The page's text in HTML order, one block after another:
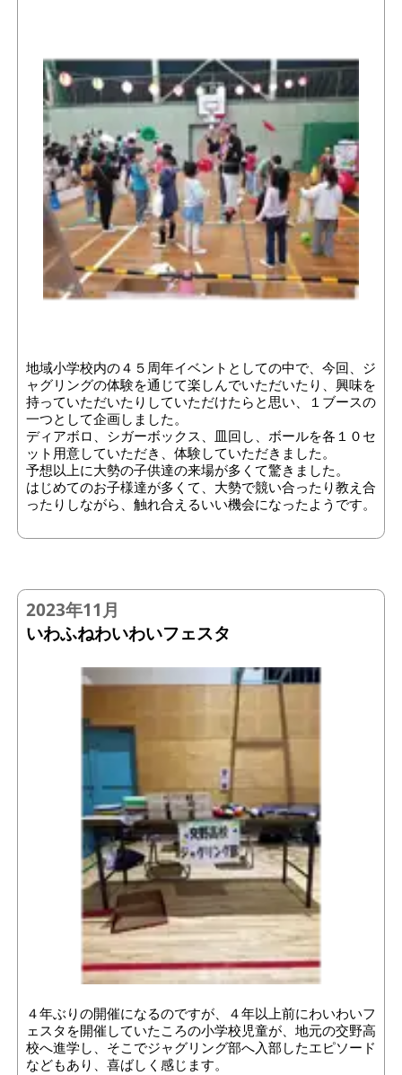
地域小学校内の４５周年イベントとしての中で、今回、ジ
ャグリングの体験を通じて楽しんでいただいたり、興味を
持っていただいたりしていただけたらと思い、１ブースの
一つとして企画しました。
ディアボロ、シガーボックス、皿回し、ボールを各１０セ
ット用意していただき、体験していただきました。
予想以上に大勢の子供達の来場が多くて驚きました。
はじめてのお子様達が多くて、大勢で競い合ったり教え合
ったりしながら、触れ合えるいい機会になったようです。
2023年11月
いわふねわいわいフェスタ
４年ぶりの開催になるのですが、４年以上前にわいわいフ
ェスタを開催していたころの小学校児童が、地元の交野高
校へ進学し、そこでジャグリング部へ入部したエピソード
などもあり、喜ばしく感じます。